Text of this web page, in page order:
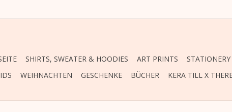
SHIRTS, SWEATER & HOODIES ART PRINTS STATIONERY
WEIHNACHTEN GESCHENKE BÜCHER KERA TILL X